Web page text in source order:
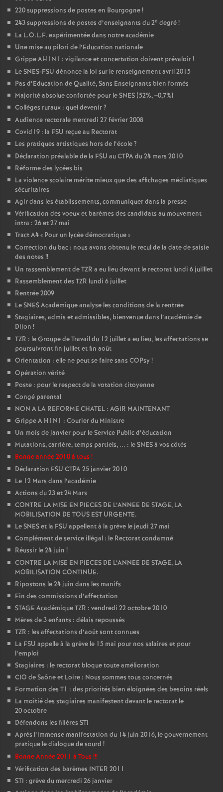
220 suppressions de postes en Bourgogne!
243 suppressions de postes d’enseignants du 2d degré!
La L.O.L.F. expérimentée dans notre académie
Une mise au pilori de l’Education nationale
Grippe AH1N1 : vigilance et concertation doivent prévaloir!
Le SNES-FSU dénonce la loi sur le renseignement avril 2015
Pas d’Education de Qualité, Sans Enseignants bien formés
Majorité absolue confortée pour le SNES (52%, +0,7%)
Collèges ruraux : quel devenir?
Audience rectorale mercredi 27 février 2008
Covid19 : la FSU reçue au Rectorat
Les pratiques artistiques hors de l’école?
Déclaration préalable de la FSU au CTPA du 24 mars 2010
Réforme des lycées bis
La violence scolaire mérite mieux que des affichages médiatiques
sécuritaires
Agir dans les établissements, communiquer dans la presse
Vérification des voeux et barèmes des candidats au mouvement
intra : 26 et 27 mai
Tract A4 « Pour un lycée démocratique»
Correction du bac : nous avons obtenu le recul de la date de saisie
des notes !!
Un rassemblement de TZR a eu lieu devant le rectorat lundi 6 juilllet
Rassemblement des TZR lundi 6 juillet
Rentrée 2009
Le SNES Académique analyse les conditions de la rentrée
Stagiaires, admis et admissibles, bienvenue dans l’académie de
Dijon !
TZR : le Groupe de Travail du 12 juillet a eu lieu, les affectations se
poursuivront fin juillet et fin août
Orientation : elle ne peut se faire sans COPsy !
Opération vérité
Poste : pour le respect de la votation citoyenne
Congé parental
NON A LA REFORME CHATEL : AGIR MAINTENANT
Grippe A H1N1 : Courier du Ministre
Un mois de janvier pour le Service Public d’éducation
Mutations, carrière, temps partiels, ... : le SNES à vos côtés
Bonne année 2010 à tous!
Déclaration FSU CTPA 25 janvier 2010
Le 12 Mars dans l’académie
Actions du 23 et 24 Mars
CONTRE LA MISE EN PIECES DE L’ANNEE DE STAGE, LA
MOBILISATION DE TOUS EST URGENTE.
Le SNES et la FSU appellent à la grève le jeudi 27 mai
Complément de service illégal : le Rectorat condamné
Réussir le 24 juin !
CONTRE LA MISE EN PIECES DE L’ANNEE DE STAGE, LA
MOBILISATION CONTINUE.
Ripostons le 24 juin dans les manifs
Fin des commissions d’affectation
STAGE Académique TZR : vendredi 22 octobre 2010
Mères de 3 enfants : délais repoussés
TZR : les affectations d’août sont connues
La FSU appelle à la grève le 15 mai pour nos salaires et pour
l’emploi
Stagiaires : le rectorat bloque toute amélioration
CIO de Saône et Loire : Nous sommes tous concernés
Formation des T1 : des priorités bien éloignées des besoins réels
La moitié des stagiaires manifestent devant le rectorat le
20 octobre
Défendons les filières STI
Après l’immense manifestation du 14 juin 2016, le gouvernement
pratique le dialogue de sourd !
Bonne Année 2011 à Tous!!!
Vérification des barèmes INTER 2011
STI : grève du mercredi 26 janvier